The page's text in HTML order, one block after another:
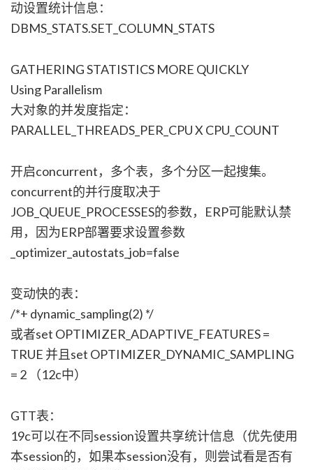
动设置统计信息：
DBMS_STATS.SET_COLUMN_STATS
GATHERING STATISTICS MORE QUICKLY
Using Parallelism
大对象的并发度指定：
PARALLEL_THREADS_PER_CPU X CPU_COUNT
开启concurrent，多个表，多个分区一起搜集。
concurrent的并行度取决于
JOB_QUEUE_PROCESSES的参数，ERP可能默认禁
用，因为ERP部署要求设置参数
_optimizer_autostats_job=false
变动快的表：
/*+ dynamic_sampling(2) */
或者set OPTIMIZER_ADAPTIVE_FEATURES =
TRUE 并且set OPTIMIZER_DYNAMIC_SAMPLING
= 2 （12c中）
GTT表：
19c可以在不同session设置共享统计信息（优先使用
本session的，如果本session没有，则尝试看是否有